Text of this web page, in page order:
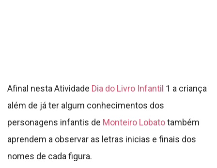
Afinal nesta Atividade Dia do Livro Infantil 1 a criança
além de já ter algum conhecimentos dos
personagens infantis de Monteiro Lobatotambém
aprendem a observar as letras inicias e finais dos
nomes de cada figura.